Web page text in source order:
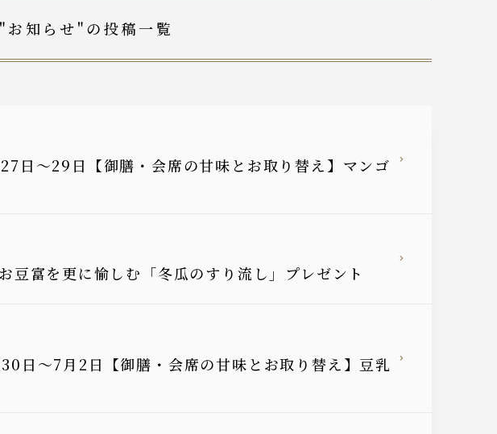
"お知らせ"の投稿一覧
日〜29日【御膳・会席の甘味とお取り替え】マンゴ
豆富を更に愉しむ「冬瓜のすり流し」プレゼント
日〜7月2日【御膳・会席の甘味とお取り替え】豆乳